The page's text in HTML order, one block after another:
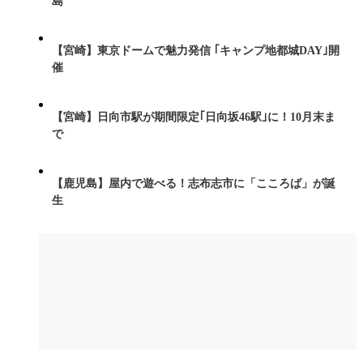
【宮崎】東京ドームで魅力発信 ｢キャンプ地都城DAY｣開
催
【宮崎】日向市駅が期間限定｢日向坂46駅｣に！10月末ま
で
【鹿児島】屋内で遊べる！志布志市に「こころば」が誕
生